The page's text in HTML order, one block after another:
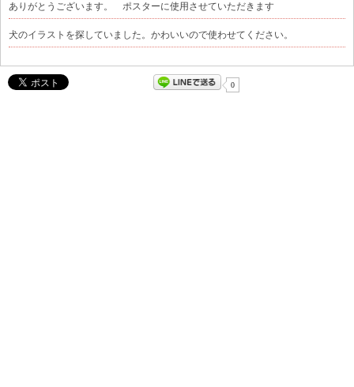
ありがとうございます。 ポスターに使用させていただきます
犬のイラストを探していました。かわいいので使わせてください。
0